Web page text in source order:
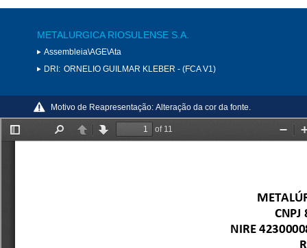
METALURGICA RIOSULENSE S.A.
Assembleia\AGE\Ata
DRI: ORNELIO GUILMAR KLEBER - (FCA V1)
Motivo de Reapresentação: Alteração da cor da fonte.